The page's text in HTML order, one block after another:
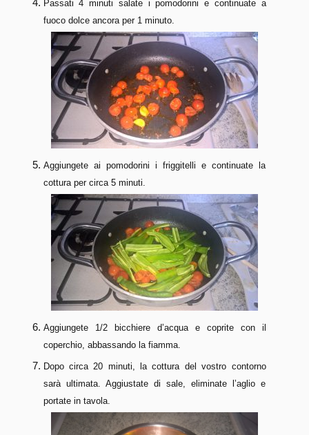
Passati 4 minuti salate i pomodorini e continuate a
fuoco dolce ancora per 1 minuto.
Aggiungete ai pomodorini i friggitelli e continuate la
cottura per circa 5 minuti.
Aggiungete 1/2 bicchiere d’acqua e coprite con il
coperchio, abbassando la fiamma.
Dopo circa 20 minuti, la cottura del vostro contorno
sarà ultimata. Aggiustate di sale, eliminate l’aglio e
portate in tavola.